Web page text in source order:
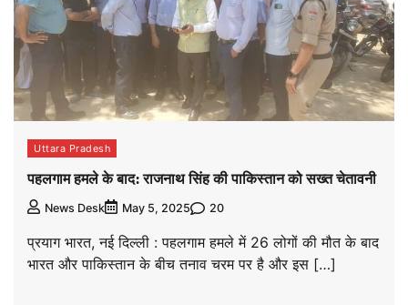
Uttara Pradesh
पहलगाम हमले के बाद: राजनाथ सिंह की पाकिस्तान को सख्त चेतावनी
News Desk May 5, 2025 20
प्रयाग भारत, नई दिल्ली : पहलगाम हमले में 26 लोगों की मौत के बाद
भारत और पाकिस्तान के बीच तनाव चरम पर है और इस […]